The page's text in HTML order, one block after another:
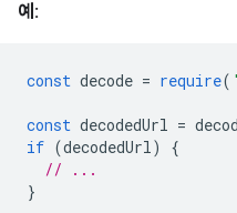
예:
const decode = require(
const decodedUrl =
if (decodedUrl)
{
// ...
}